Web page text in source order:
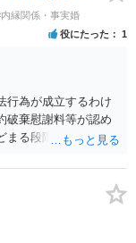
縁関係・事実婚
役にたった 1
行為が成立するわけ
破棄慰謝料等が認め
まる段階の場合、独
りはごもっともです
きなくなる可能性が
てよかったと割り切